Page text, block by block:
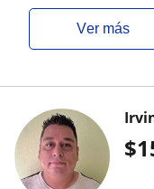
ver más
$